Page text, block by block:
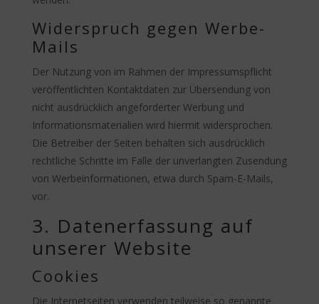
Widerspruch gegen Werbe-
Mails
Der Nutzung von im Rahmen der Impressumspflicht
veröffentlichten Kontaktdaten zur Übersendung von
nicht ausdrücklich angeforderter Werbung und
Informationsmaterialien wird hiermit widersprochen.
Die Betreiber der Seiten behalten sich ausdrücklich
rechtliche Schritte im Falle der unverlangten Zusendung
von Werbeinformationen, etwa durch Spam-E-Mails,
vor.
3. Datenerfassung auf
unserer Website
Cookies
Die Internetseiten verwenden teilweise so genannte